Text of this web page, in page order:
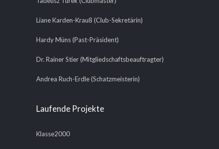
Liane Karden-Krauß (Club-Sekretärin)
Hardy Müns (Past-Präsident)
Dr. Rainer Stier (Mitgliedschaftsbeauftragter)
Andrea Ruch-Erdle (Schatzmeisterin)
Laufende Projekte
Klasse2000